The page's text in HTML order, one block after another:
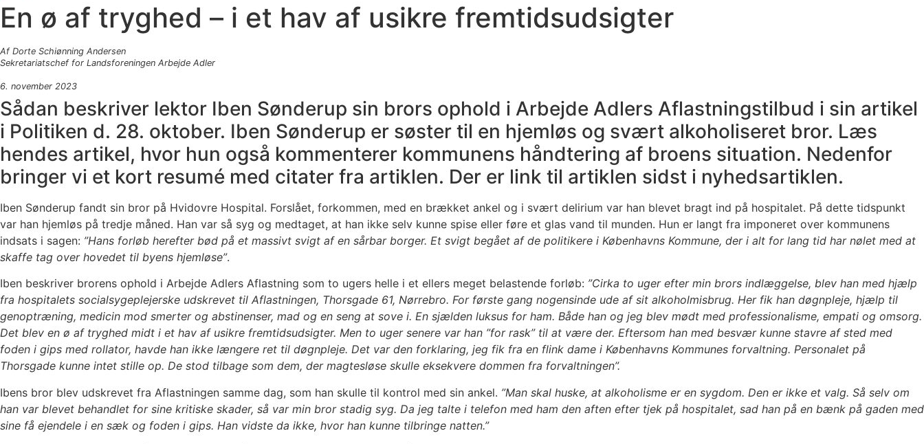
En ø af tryghed – i et hav af usikre fremtidsudsigter
Af Dorte Schiønning Andersen
Sekretariatschef for Landsforeningen Arbejde Adler
6. november 2023
Sådan beskriver lektor Iben Sønderup sin brors ophold i Arbejde Adlers Aflastningstilbud i sin artikel
i Politiken d. 28. oktober. Iben Sønderup er søster til en hjemløs og svært alkoholiseret bror. Læs
hendes artikel, hvor hun også kommenterer kommunens håndtering af broens situation. Nedenfor
bringer vi et kort resumé med citater fra artiklen. Der er link til artiklen sidst i nyhedsartiklen.
Iben Sønderup fandt sin bror på Hvidovre Hospital. Forslået, forkommen, med en brækket ankel og i svært delirium var han blevet bragt ind på hospitalet. På dette tidspunkt
var han hjemløs på tredje måned. Han var så syg og medtaget, at han ikke selv kunne spise eller føre et glas vand til munden. Hun er langt fra imponeret over kommunens
indsats i sagen: ”Hans forløb herefter bød på et massivt svigt af en sårbar borger. Et svigt begået af de politikere i Københavns Kommune, der i alt for lang tid har nølet med at
skaffe tag over hovedet til byens hjemløse”.
Iben beskriver brorens ophold i Arbejde Adlers Aflastning som to ugers helle i et ellers meget belastende forløb: ”Cirka to uger efter min brors indlæggelse, blev han med hjælp
fra hospitalets socialsygeplejerske udskrevet til Aflastningen, Thorsgade 61, Nørrebro. For første gang nogensinde ude af sit alkoholmisbrug. Her fik han døgnpleje, hjælp til
genoptræning, medicin mod smerter og abstinenser, mad og en seng at sove i. En sjælden luksus for ham. Både han og jeg blev mødt med professionalisme, empati og omsorg.
Det blev en ø af tryghed midt i et hav af usikre fremtidsudsigter. Men to uger senere var han ”for rask” til at være der. Eftersom han med besvær kunne stavre af sted med
foden i gips med rollator, havde han ikke længere ret til døgnpleje. Det var den forklaring, jeg fik fra en flink dame i Københavns Kommunes forvaltning. Personalet på
Thorsgade kunne intet stille op. De stod tilbage som dem, der magtesløse skulle eksekvere dommen fra forvaltningen”.
Ibens bror blev udskrevet fra Aflastningen samme dag, som han skulle til kontrol med sin ankel. ”Man skal huske, at alkoholisme er en sygdom. Den er ikke et valg. Så selv om
han var blevet behandlet for sine kritiske skader, så var min bror stadig syg. Da jeg talte i telefon med ham den aften efter tjek på hospitalet, sad han på en bænk på gaden med
sine få ejendele i en sæk og foden i gips. Han vidste da ikke, hvor han kunne tilbringe natten.”